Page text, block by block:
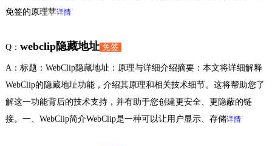
免签的原理苹详情
Q： webclip隐藏地址 免签
A：标题：WebClip隐藏地址：原理与详细介绍摘要：本文将详细解释
WebClip的隐藏地址功能，介绍其原理和相关技术细节。这将帮助您了
解这一功能背后的技术支持，并有助于您创建更安全、更隐蔽的链
接。一、WebClip简介WebClip是一种可以让用户显示、存储详情